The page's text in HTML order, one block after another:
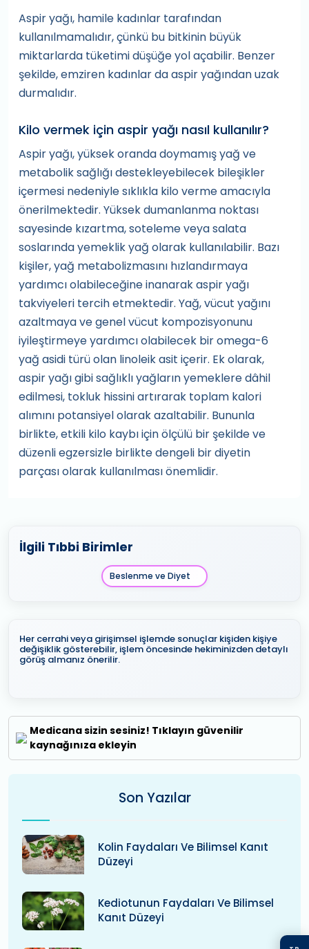
Aspir yağı, hamile kadınlar tarafından
kullanılmamalıdır, çünkü bu bitkinin büyük
miktarlarda tüketimi düşüğe yol açabilir. Benzer
şekilde, emziren kadınlar da aspir yağından uzak
durmalıdır.
Kilo vermek için aspir yağı nasıl kullanılır?
Aspir yağı, yüksek oranda doymamış yağ ve
metabolik sağlığı destekleyebilecek bileşikler
içermesi nedeniyle sıklıkla kilo verme amacıyla
önerilmektedir. Yüksek dumanlanma noktası
sayesinde kızartma, soteleme veya salata
soslarında yemeklik yağ olarak kullanılabilir. Bazı
kişiler, yağ metabolizmasını hızlandırmaya
yardımcı olabileceğine inanarak aspir yağı
takviyeleri tercih etmektedir. Yağ, vücut yağını
azaltmaya ve genel vücut kompozisyonunu
iyileştirmeye yardımcı olabilecek bir omega-6
yağ asidi türü olan linoleik asit içerir. Ek olarak,
aspir yağı gibi sağlıklı yağların yemeklere dâhil
edilmesi, tokluk hissini artırarak toplam kalori
alımını potansiyel olarak azaltabilir. Bununla
birlikte, etkili kilo kaybı için ölçülü bir şekilde ve
düzenli egzersizle birlikte dengeli bir diyetin
parçası olarak kullanılması önemlidir.
İlgili Tıbbi Birimler
Beslenme ve Diyet
Her cerrahi veya girişimsel işlemde sonuçlar kişiden kişiye
değişiklik gösterebilir, işlem öncesinde hekiminizden detaylı
görüş almanız önerilir.
Medicana sizin sesiniz! Tıklayın güvenilir
kaynağınıza ekleyin
Son Yazılar
Kolin Faydaları Ve Bilimsel Kanıt
Düzeyi
Kediotunun Faydaları Ve Bilimsel
Kanıt Düzeyi